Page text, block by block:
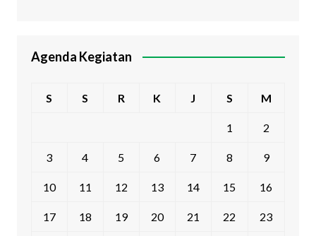
Agenda Kegiatan
S S R K J S M
1 2
3 4 5 6 7 8 9
10 11 12 13 14 15 16
17 18 19 20 21 22 23